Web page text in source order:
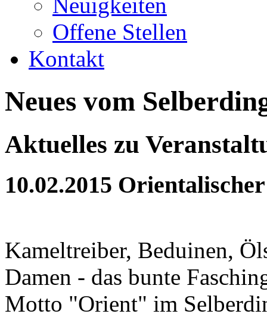
Neuigkeiten
Offene Stellen
Kontakt
Neues vom
Aktuelles zu
10.02.2015
Kameltreiber, Beduinen,
Damen - das bunte
Motto "Orient" im